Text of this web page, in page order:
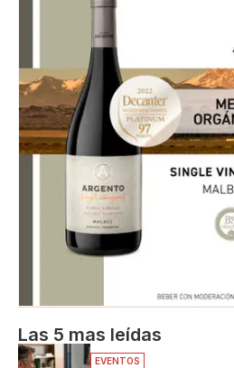
Las 5 mas leídas
EVENTOS